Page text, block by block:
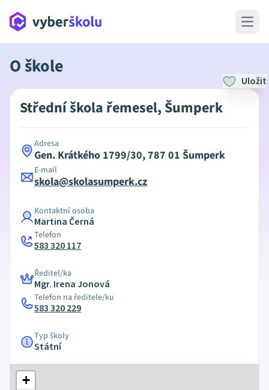
Open
O škole
Uložit
Střední škola řemesel, Šumperk
Adresa
Gen. Krátkého 1799/30, 787 01 Šumperk
E-mail
skola@skolasumperk.cz
Kontaktní osoba
Martina Černá
Telefon
583 320 117
Ředitel/ka
Mgr. Irena Jonová
Telefon na ředitele/ku
583 320 229
Typ školy
Státní
+